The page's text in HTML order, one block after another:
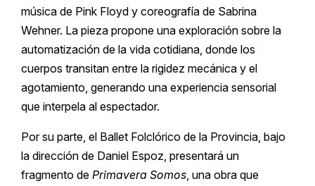
música de Pink Floyd y coreografía de Sabrina
Wehner. La pieza propone una exploración sobre la
automatización de la vida cotidiana, donde los
cuerpos transitan entre la rigidez mecánica y el
agotamiento, generando una experiencia sensorial
que interpela al espectador.
Por su parte, el Ballet Folclórico de la Provincia, bajo
la dirección de Daniel Espoz, presentará un
fragmento de Primavera Somos, una obra que